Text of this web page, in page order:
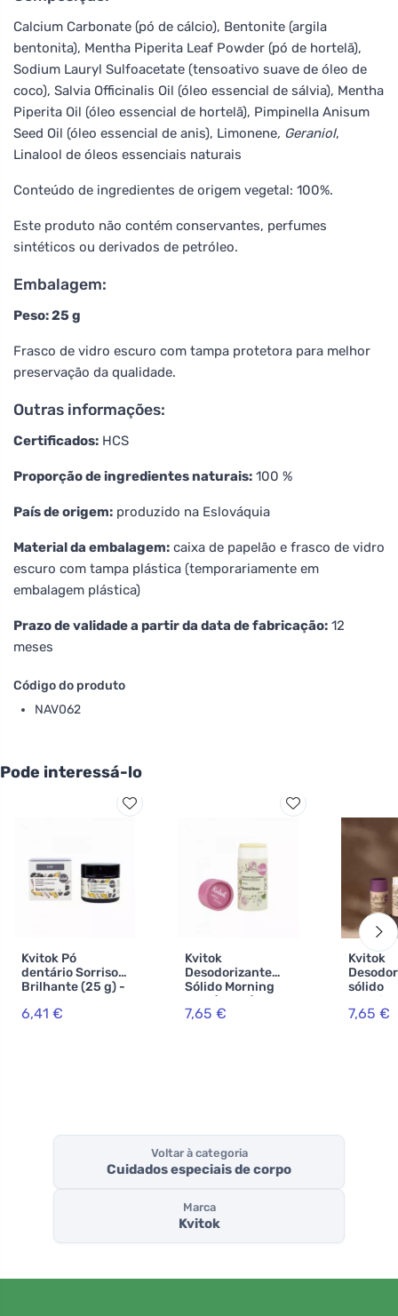
Calcium Carbonate (pó de cálcio), Bentonite (argila
bentonita), Mentha Piperita Leaf Powder (pó de hortelã),
Sodium Lauryl Sulfoacetate (tensoativo suave de óleo de
coco), Salvia Officinalis Oil (óleo essencial de sálvia), Mentha
Piperita Oil (óleo essencial de hortelã), Pimpinella Anisum
Seed Oil (óleo essencial de anis), Limonene, Geraniol,
Linalool de óleos essenciais naturais
Conteúdo de ingredientes de origem vegetal: 100%.
Este produto não contém conservantes, perfumes
sintéticos ou derivados de petróleo.
Embalagem:
Peso: 25 g
Frasco de vidro escuro com tampa protetora para melhor
preservação da qualidade.
Outras informações:
Certificados: HCS
Proporção de ingredientes naturais: 100 %
País de origem: produzido na Eslováquia
Material da embalagem: caixa de papelão e frasco de vidro
escuro com tampa plástica (temporariamente em
embalagem plástica)
Prazo de validade a partir da data de fabricação: 12
meses
Código do produto
NAV062
Pode interessá-lo
Kvitok Pó
dentário Sorriso
Brilhante (25 g) -
activado
6,41 €
Kvitok
Desodorizante
Sólido Morning
Dew (42 ml) -
eficaz até 24
7,65 €
Kvitok
sólido
herbal
7,65 €
Voltar à categoria
Cuidados especiais de corpo
Marca
Kvitok